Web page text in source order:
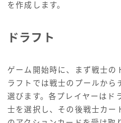
を作成します。
ドラフト
ゲーム開始時に、まず戦士の
ラフトでは戦士のプールから
選びます。各プレイヤーはド
士を選択し、その後戦士カー